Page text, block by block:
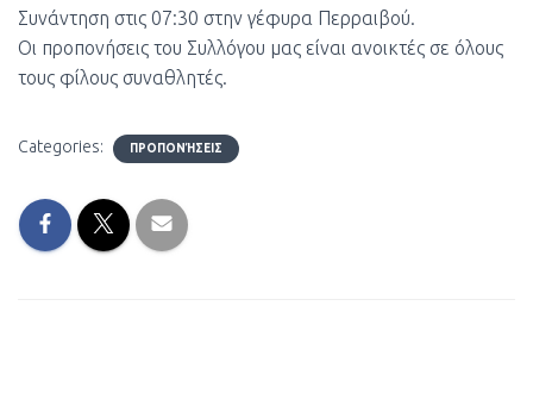
Συνάντηση στις 07:30 στην γέφυρα Περραιβού.
Οι προπονήσεις του Συλλόγου μας είναι ανοικτές σε όλους
τους φίλους συναθλητές.
Categories: ΠΡΟΠΟΝΉΣΕΙΣ